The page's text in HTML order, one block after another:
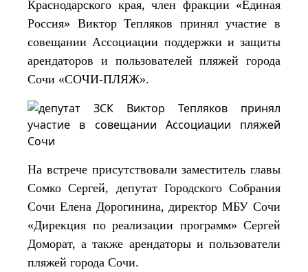
Краснодарского края, член фракции «Единая
Россия» Виктор Тепляков принял участие в
совещании Ассоциации поддержки и защиты
арендаторов и пользователей пляжей города
Сочи «СОЧИ-ПЛЯЖ».
На встрече присутствовали заместитель главы
Сомко Сергей, депутат Городского Собрания
Сочи Елена Дорогинина, директор МБУ Сочи
«Дирекция по реализации программ» Сергей
Доморат, а также арендаторы и пользователи
пляжей города Сочи.